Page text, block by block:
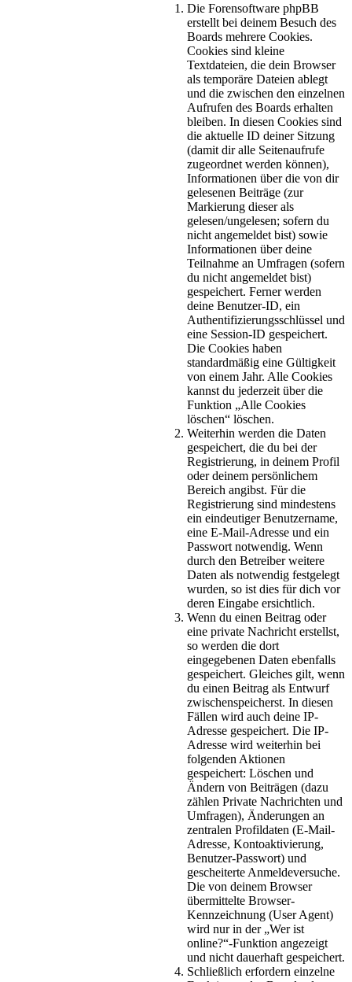
Die Forensoftware phpBB
erstellt bei deinem Besuch des
Boards mehrere Cookies.
Cookies sind kleine
Textdateien, die dein Browser
als temporäre Dateien ablegt
und die zwischen den einzelnen
Aufrufen des Boards erhalten
bleiben. In diesen Cookies sind
die aktuelle ID deiner Sitzung
(damit dir alle Seitenaufrufe
zugeordnet werden können),
Informationen über die von dir
gelesenen Beiträge (zur
Markierung dieser als
gelesen/ungelesen; sofern du
nicht angemeldet bist) sowie
Informationen über deine
Teilnahme an Umfragen (sofern
du nicht angemeldet bist)
gespeichert. Ferner werden
deine Benutzer-ID, ein
Authentifizierungsschlüssel und
eine Session-ID gespeichert.
Die Cookies haben
standardmäßig eine Gültigkeit
von einem Jahr. Alle Cookies
kannst du jederzeit über die
Funktion „Alle Cookies
löschen“ löschen.
Weiterhin werden die Daten
gespeichert, die du bei der
Registrierung, in deinem Profil
oder deinem persönlichem
Bereich angibst. Für die
Registrierung sind mindestens
ein eindeutiger Benutzername,
eine E-Mail-Adresse und ein
Passwort notwendig. Wenn
durch den Betreiber weitere
Daten als notwendig festgelegt
wurden, so ist dies für dich vor
deren Eingabe ersichtlich.
Wenn du einen Beitrag oder
eine private Nachricht erstellst,
so werden die dort
eingegebenen Daten ebenfalls
gespeichert. Gleiches gilt, wenn
du einen Beitrag als Entwurf
zwischenspeicherst. In diesen
Fällen wird auch deine IP-
Adresse gespeichert. Die IP-
Adresse wird weiterhin bei
folgenden Aktionen
gespeichert: Löschen und
Ändern von Beiträgen (dazu
zählen Private Nachrichten und
Umfragen), Änderungen an
zentralen Profildaten (E-Mail-
Adresse, Kontoaktivierung,
Benutzer-Passwort) und
gescheiterte Anmeldeversuche.
Die von deinem Browser
übermittelte Browser-
Kennzeichnung (User Agent)
wird nur in der „Wer ist
online?“-Funktion angezeigt
und nicht dauerhaft gespeichert.
Schließlich erfordern einzelne